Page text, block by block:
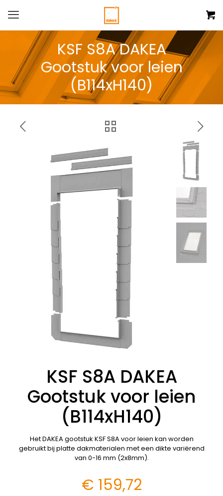
KSF S8A DAKEA
Gootstuk voor leien
(B114xH140)
KSF S8A DAKEA
Gootstuk voor leien
(B114xH140)
Het DAKEA gootstuk KSF S8A voor leien kan worden
gebruikt bij platte dakmaterialen met een dikte variërend
van 0-16 mm (2x8mm).
€ 159,72